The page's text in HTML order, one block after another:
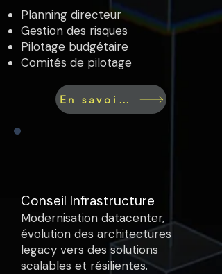
Planning directeur
Gestion des risques
Pilotage budgétaire
Comités de pilotage
En savoir plus
Conseil Infrastructure
Modernisation datacenter,
évolution des architectures
legacy vers des solutions
scalables et résilientes.